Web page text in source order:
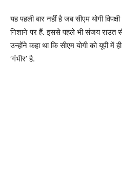
यह पहली बार नहीं है जब सीएम योगी
निशाने पर हैं. इससे पहले भी संजय राउत
उन्होंने कहा था कि सीएम योगी को यूपी में
‘गंभीर’ है.